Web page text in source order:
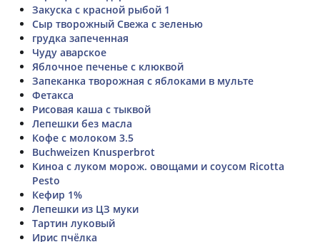
Закуска с красной рыбой 1
Сыр творожный Свежа с зеленью
грудка запеченная
Чуду аварское
Яблочное печенье с клюквой
Запеканка творожная с яблоками в мульте
Фетакса
Рисовая каша с тыквой
Лепешки без масла
Кофе с молоком 3.5
Buchweizen Knusperbrot
Киноа с луком морож. овощами и соусом Ricotta
Pesto
Кефир 1%
Лепешки из ЦЗ муки
Тартин луковый
Ирис пчёлка